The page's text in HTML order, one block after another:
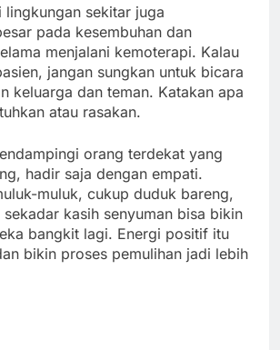
lingkungan sekitar juga
pada kesembuhan dan
menjalani kemoterapi. Kalau
jangan sungkan untuk bicara
keluarga dan teman. Katakan apa
atau rasakan.
orang terdekat yang
hadir saja dengan empati.
muluk, cukup duduk bareng,
kasih senyuman bisa bikin
bangkit lagi. Energi positif itu
bikin proses pemulihan jadi lebih